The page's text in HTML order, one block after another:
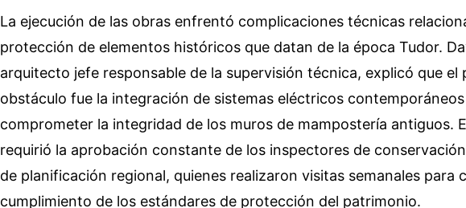
La ejecución de las obras enfrentó complicaciones técnicas
protección de elementos históricos que datan de la época Tudor.
arquitecto jefe responsable de la supervisión técnica, explicó que el
obstáculo fue la integración de sistemas eléctricos
comprometer la integridad de los muros de mampostería antiguos.
requirió la aprobación constante de los inspectores de
de planificación regional, quienes realizaron visitas semanales para
cumplimiento de los estándares de protección del patrimonio.